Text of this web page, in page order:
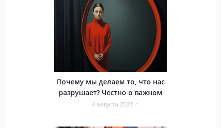
Почему мы делаем то, что нас
разрушает? Честно о важном
4 августа 2026 г.